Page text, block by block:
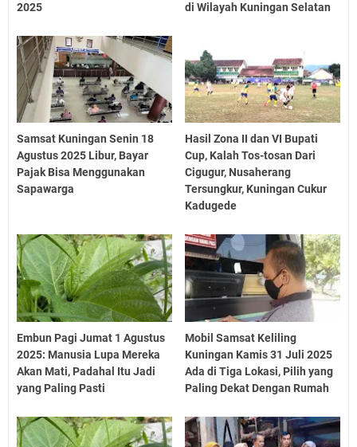
2025
di Wilayah Kuningan Selatan
Samsat Kuningan Senin 18
Agustus 2025 Libur, Bayar
Pajak Bisa Menggunakan
Sapawarga
Hasil Zona II dan VI Bupati
Cup, Kalah Tos-tosan Dari
Cigugur, Nusaherang
Tersungkur, Kuningan Cukur
Kadugede
Embun Pagi Jumat 1 Agustus
2025: Manusia Lupa Mereka
Akan Mati, Padahal Itu Jadi
yang Paling Pasti
Mobil Samsat Keliling
Kuningan Kamis 31 Juli 2025
Ada di Tiga Lokasi, Pilih yang
Paling Dekat Dengan Rumah